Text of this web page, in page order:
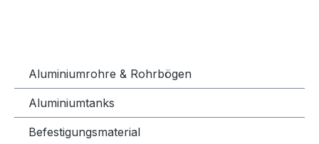
Aluminiumrohre & Rohrbögen
Aluminiumtanks
Befestigungsmaterial